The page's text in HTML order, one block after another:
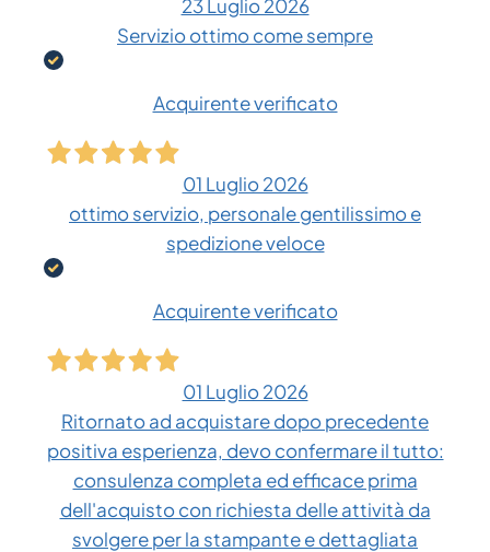
23 Luglio 2026
Servizio ottimo come sempre
Acquirente verificato
01 Luglio 2026
ottimo servizio, personale gentilissimo e
spedizione veloce
Acquirente verificato
01 Luglio 2026
Ritornato ad acquistare dopo precedente
positiva esperienza, devo confermare il tutto:
consulenza completa ed efficace prima
dell'acquisto con richiesta delle attività da
svolgere per la stampante e dettagliata